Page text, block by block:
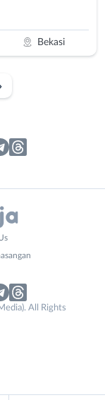
Bekasi
All Rights